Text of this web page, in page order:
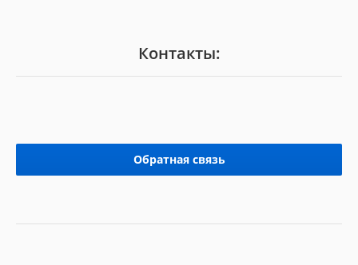
Контакты:
Обратная связь